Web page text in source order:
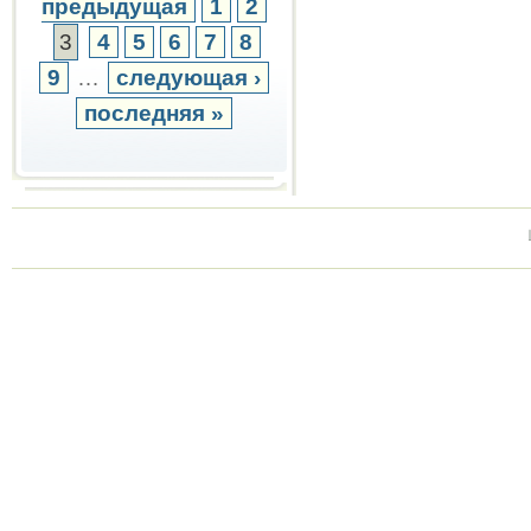
предыдущая 1
2
3
4 5 6 7
8
9
…
следующая ›
последняя »